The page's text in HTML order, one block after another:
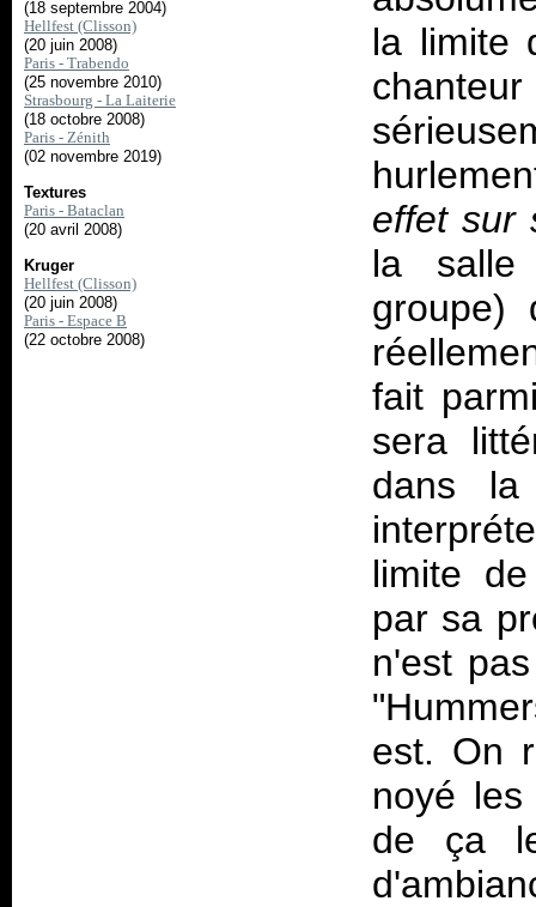
(18 septembre 2004)
Hellfest (Clisson)
(20 juin 2008)
Paris - Trabendo
(25 novembre 2010)
Strasbourg - La Laiterie
(18 octobre 2008)
Paris - Zénith
(02 novembre 2019)
Textures
Paris - Bataclan
(20 avril 2008)
Kruger
Hellfest (Clisson)
(20 juin 2008)
Paris - Espace B
(22 octobre 2008)
la limite
effet sur
la salle
groupe)
fait
sera
dans
limite
par sa
n'est
est. On
noyé
de ça